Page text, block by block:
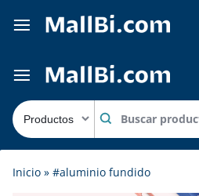
Inicio » #aluminio fundido